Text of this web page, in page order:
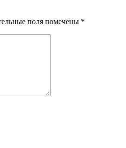
поля помечены *